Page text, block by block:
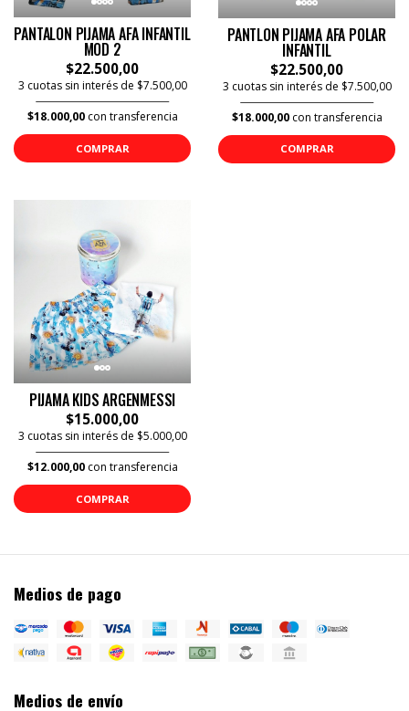
PANTALON PIJAMA AFA INFANTIL
MOD 2
$22.500,00
3 cuotas sin interés de $7.500,00
$18.000,00con transferencia
COMPRAR
PANTLON PIJAMA AFA POLAR
INFANTIL
$22.500,00
3 cuotas sin interés de $7.500,00
$18.000,00con transferencia
COMPRAR
PIJAMA KIDS ARGENMESSI
$15.000,00
3 cuotas sin interés de $5.000,00
$12.000,00con transferencia
COMPRAR
Medios de pago
Medios de envío